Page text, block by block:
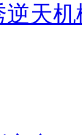
逆天机